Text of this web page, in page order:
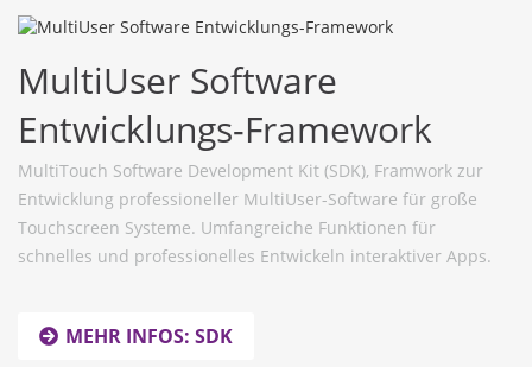
MultiUser Software
Entwicklungs-Framework
MultiTouch Software Development Kit (SDK), Framwork zur
Entwicklung professioneller MultiUser-Software für große
Touchscreen Systeme. Umfangreiche Funktionen für
schnelles und professionelles Entwickeln interaktiver Apps.
MEHR INFOS: SDK